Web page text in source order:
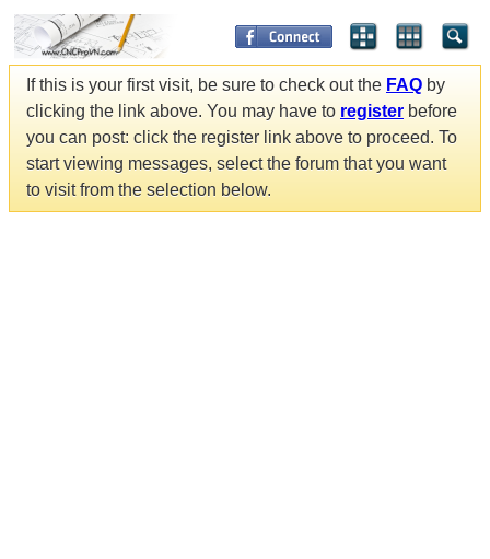
If this is your first visit, be sure to check out the FAQ by
clicking the link above. You may have to register before
you can post: click the register link above to proceed. To
start viewing messages, select the forum that you want
to visit from the selection below.